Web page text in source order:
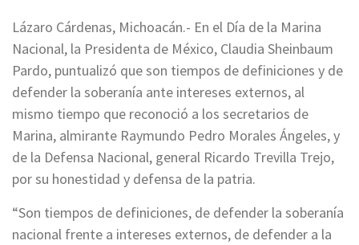
Lázaro Cárdenas, Michoacán.- En el Día de la Marina
Nacional, la Presidenta de México, Claudia Sheinbaum
Pardo, puntualizó que son tiempos de definiciones y de
defender la soberanía ante intereses externos, al
mismo tiempo que reconoció a los secretarios de
Marina, almirante Raymundo Pedro Morales Ángeles, y
de la Defensa Nacional, general Ricardo Trevilla Trejo,
por su honestidad y defensa de la patria.
“Son tiempos de definiciones, de defender la soberanía
nacional frente a intereses externos, de defender a la